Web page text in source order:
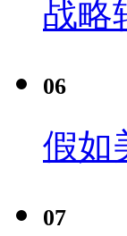
战略
06
假如
07